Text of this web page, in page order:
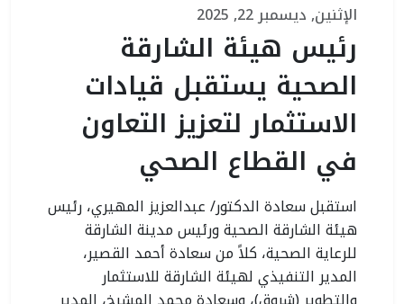
الإثنين, ديسمبر 22, 2025
رئيس هيئة الشارقة
الصحية يستقبل قيادات
الاستثمار لتعزيز التعاون
في القطاع الصحي
استقبل سعادة الدكتور/ عبدالعزيز المهيري، رئيس
هيئة الشارقة الصحية ورئيس مدينة الشارقة
للرعاية الصحية، كلاً من سعادة أحمد القصير،
المدير التنفيذي لهيئة الشارقة للاستثمار